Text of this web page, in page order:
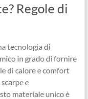
Regole di
tecnologia di
in grado di fornire
di calore e comfort
e
materiale unico è